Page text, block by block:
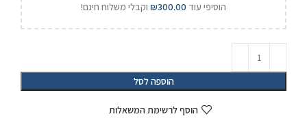
הוסיפי עוד ₪300.00 וקבלי משלוח חינם!
הוספה לסל
הוסף לרשימת המשאלות